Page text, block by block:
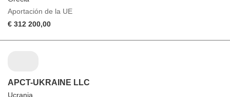
Aportación de la UE
€ 312 200,00
APCT-UKRAINE LLC
Ucrania